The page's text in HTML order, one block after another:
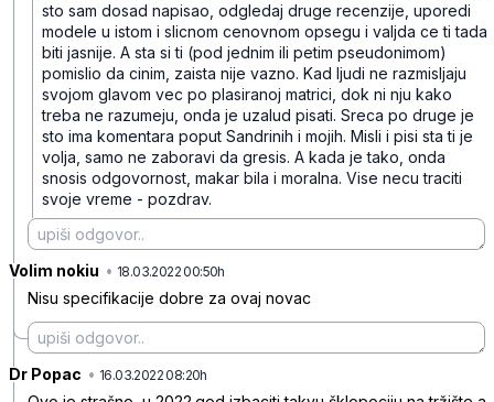
sto sam dosad napisao, odgledaj druge recenzije, uporedi
modele u istom i slicnom cenovnom opsegu i valjda ce ti tada
biti jasnije. A sta si ti (pod jednim ili petim pseudonimom)
pomislio da cinim, zaista nije vazno. Kad ljudi ne razmisljaju
svojom glavom vec po plasiranoj matrici, dok ni nju kako
treba ne razumeju, onda je uzalud pisati. Sreca po druge je
sto ima komentara poput Sandrinih i mojih. Misli i pisi sta ti je
volja, samo ne zaboravi da gresis. A kada je tako, onda
snosis odgovornost, makar bila i moralna. Vise necu traciti
svoje vreme - pozdrav.
Volim nokiu • 18.03.2022 00:50h
Nisu specifikacije dobre za ovaj novac
Dr Popac • 16.03.2022 08:20h